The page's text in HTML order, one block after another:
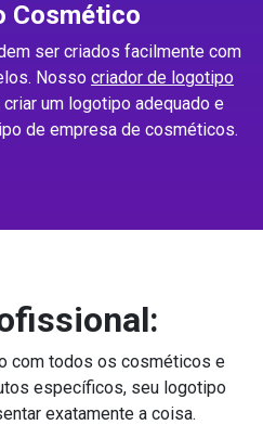
Cosmético
ser criados facilmente com
Nosso criador de logotipo
um logotipo adequado e
de empresa de cosméticos.
com todos os cosméticos e
específicos, seu logotipo
exatamente a coisa.